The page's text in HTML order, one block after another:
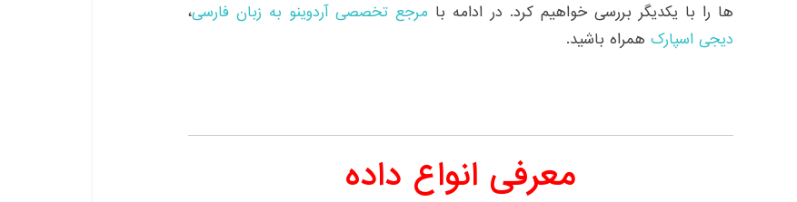
ها را با یکدیگر بررسی خواهیم کرد. در ادامه با مرجع تخصصی آردوینو به زبان فارسی،
دیجی اسپارک همراه باشید.
معرفی انواع داده